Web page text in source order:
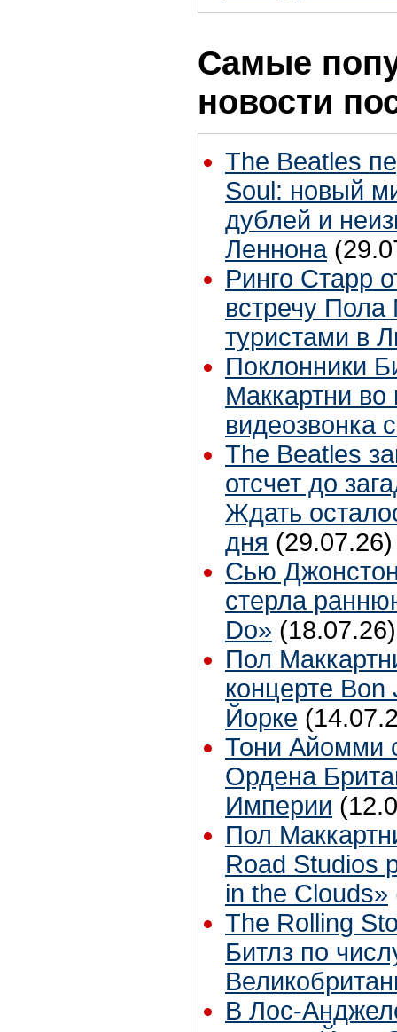
Самые
новости
The Beatles
Soul: новый
дублей и
Леннона
Ринго Старр
встречу Пола
туристами в
Поклонники
Маккартни во
видеозвонка
The Beatles
отсчет до
Ждать
дня (29.07.26)
Сью
стерла
Do» (18.07.26)
Пол
концерте
Йорке
Тони Айомми
Ордена
Империи
Пол
Road Studios
in the Clouds»
The Rolling
Битлз по
В Лос-